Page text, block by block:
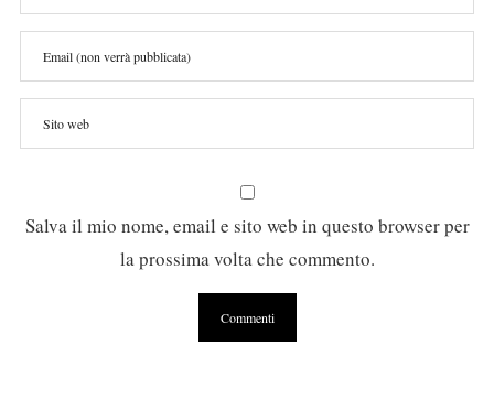
Salva il mio nome, email e sito web in questo browser per
la prossima volta che commento.